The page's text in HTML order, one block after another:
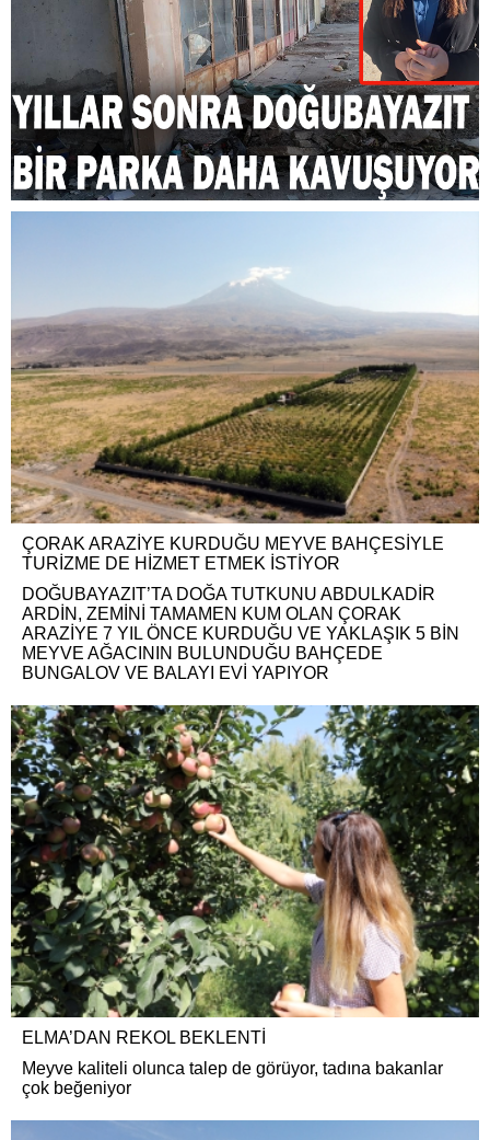
ÇORAK ARAZİYE KURDUĞU MEYVE BAHÇESİYLE
TURİZME DE HİZMET ETMEK İSTİYOR
DOĞUBAYAZIT’TA DOĞA TUTKUNU ABDULKADİR
ARDİN, ZEMİNİ TAMAMEN KUM OLAN ÇORAK
ARAZİYE 7 YIL ÖNCE KURDUĞU VE YAKLAŞIK 5 BİN
MEYVE AĞACININ BULUNDUĞU BAHÇEDE
BUNGALOV VE BALAYI EVİ YAPIYOR
ELMA’DAN REKOL BEKLENTİ
Meyve kaliteli olunca talep de görüyor, tadına bakanlar
çok beğeniyor